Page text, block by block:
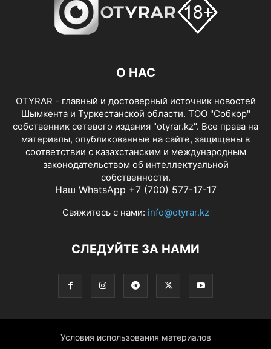
О НАС
OTYRAR - главный и достоверный источник новостей
Шымкента и Туркестанской области. ТОО "Собкор"
собственник сетевого издания "otyrar.kz". Все права на
материалы, опубликованные на сайте, защищены в
соответствии с казахстанским и международным
законодательством об интеллектуальной
собственности.
Наш WhatsApp +7 (700) 577-17-17
Свяжитесь с нами: info@otyrar.kz
СЛЕДУЙТЕ ЗА НАМИ
Условия использования материалов